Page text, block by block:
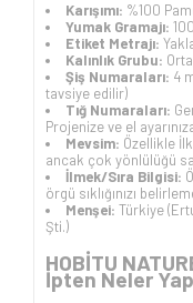
Karışımı: %100
Yumak Gramajı:
Etiket Metrajı:
Kalınlık Grubu:
Şiş Numaraları: 4
tavsiye edilir)
Tığ Numaraları:
Projenize ve el
Mevsim: Özellikle
ancak çok yönlülüğü
İlmek/Sıra Bilgisi:
örgü sıklığınızı
Menşei: Türkiye
Şti.)
HOBİTU
İpten Neler